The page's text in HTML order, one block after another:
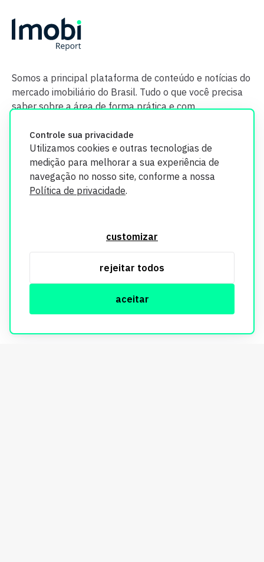
Controle sua privacidade
Utilizamos cookies e outras tecnologias de
medição para melhorar a sua experiência de
navegação no nosso site, conforme a nossa
Política de privacidade.
customizar
rejeitar todos
aceitar
Somos a principal plataforma de conteúdo e notícias do
mercado imobiliário do Brasil. Tudo o que você precisa
saber sobre a área de forma prática e com
segurança. Todos os dados coletados em nosso site são
utilizados exclusivamente para fins de aprimoramento de
informações, consulte nossa Política de Privacidade.
© Copyright Imobi Report. Todos os direitos reservados.
Política de privacidade
mobister